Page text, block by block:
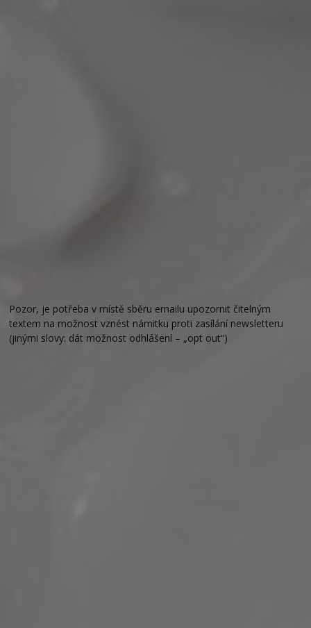
Pozor, je potřeba v místě sběru emailu upozornit čitelným
textem na možnost vznést námitku proti zasílání newsletteru
(jinými slovy: dát možnost odhlášení – „opt out“)